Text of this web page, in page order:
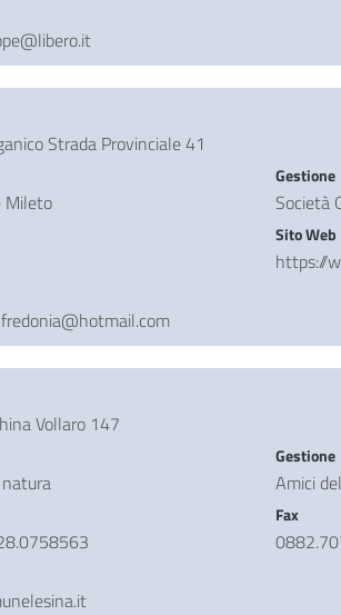
Strada Provinciale 41
Mileto
Gestione
Società
Sito Web
https://
Vollaro 147
Gestione
Amici
Fax